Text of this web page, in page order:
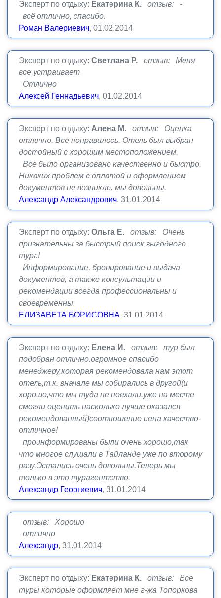
Эксперт по отдыху: Екатерина К.
отзыв: -
всё отлично, спасибо.
Роман Валериевич, 01.02.2014
Эксперт по отдыху: Светлана Р.
отзыв: Меня
все устраивает
Отлично
Алексей Геннадьевич, 01.02.2014
Эксперт по отдыху: Алена М.
отзыв: Оценка
отлично. Все понравилось. Отель был выбран
достойный с хорошим местоположением.
Все было организовано качественно и быстро.
Никаких проблем с оплатой и оформлением
документов не возникло. мы довольны.
Александр Александрович, 31.01.2014
Эксперт по отдыху: Ольга Е.
отзыв: Очень
признательны за быстрый поиск выгодного
тура!
Информирование, бронирование и выдача
документов, а также консультации и
рекомендации всегда профессиональны и
своевременны.
ЕЛИЗАВЕТА БОРИСОВНА, 31.01.2014
Эксперт по отдыху: Елена И.
отзыв: тур был
подобран отлично.огромное спасибо
менеджеру,которая рекомендовала нам этот
отель,т.к. вначале мы собирались в другой(и
хорошо,что мы туда не поехали.уже на месте
смогли оценить насколько лучше оказался
рекомендованный)соотношение цена качество-
отличное!
проинформированы были очень хорошо,так
что многое слушали в Тайланде уже по второму
разу.Остались очень довольны.Теперь мы
только в это турагентство.
Александр Георгиевич, 31.01.2014
отзыв: Хорошо
отлично
Александр, 31.01.2014
Эксперт по отдыху: Екатерина К.
отзыв: Все
туры которые оформляет мне г-жа Топоркова